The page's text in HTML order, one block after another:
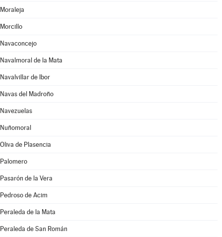
Moraleja
Morcillo
Navaconcejo
Navalmoral de la Mata
Navalvillar de Ibor
Navas del Madroño
Navezuelas
Nuñomoral
Oliva de Plasencia
Palomero
Pasarón de la Vera
Pedroso de Acim
Peraleda de la Mata
Peraleda de San Román